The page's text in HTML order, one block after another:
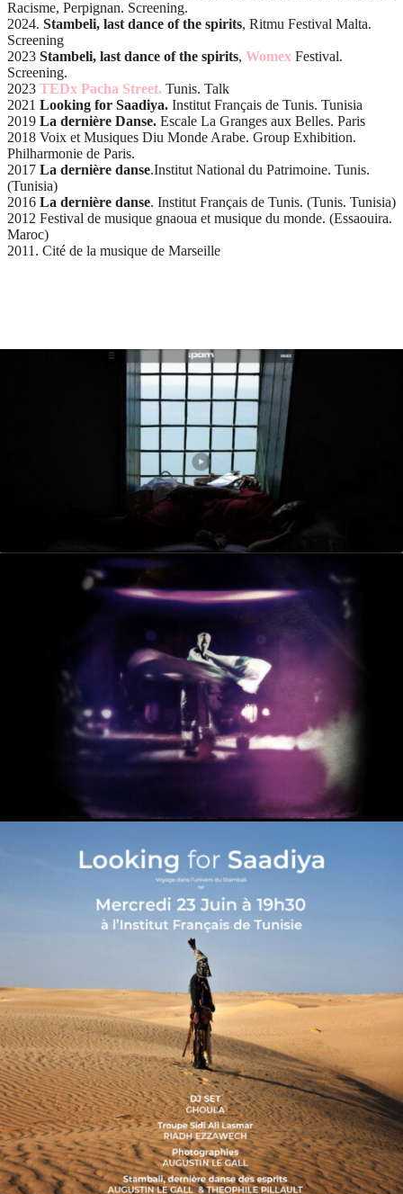
Racisme, Perpignan. Screening.
2024. Stambeli, last dance of the spirits, Ritmu Festival Malta.
Screening
2023 Stambeli, last dance of the spirits, Womex Festival.
Screening.
2023 TEDx Pacha Street. Tunis. Talk
2021 Looking for Saadiya. Institut Français de Tunis. Tunisia
2019 La dernière Danse. Escale La Granges aux Belles. Paris
2018 Voix et Musiques Diu Monde Arabe. Group Exhibition.
Philharmonie de Paris.
2017 La dernière danse.Institut National du Patrimoine. Tunis.
(Tunisia)
2016 La dernière danse. Institut Français de Tunis. (Tunis. Tunisia)
2012 Festival de musique gnaoua et musique du monde. (Essaouira.
Maroc)
2011. Cité de la musique de Marseille